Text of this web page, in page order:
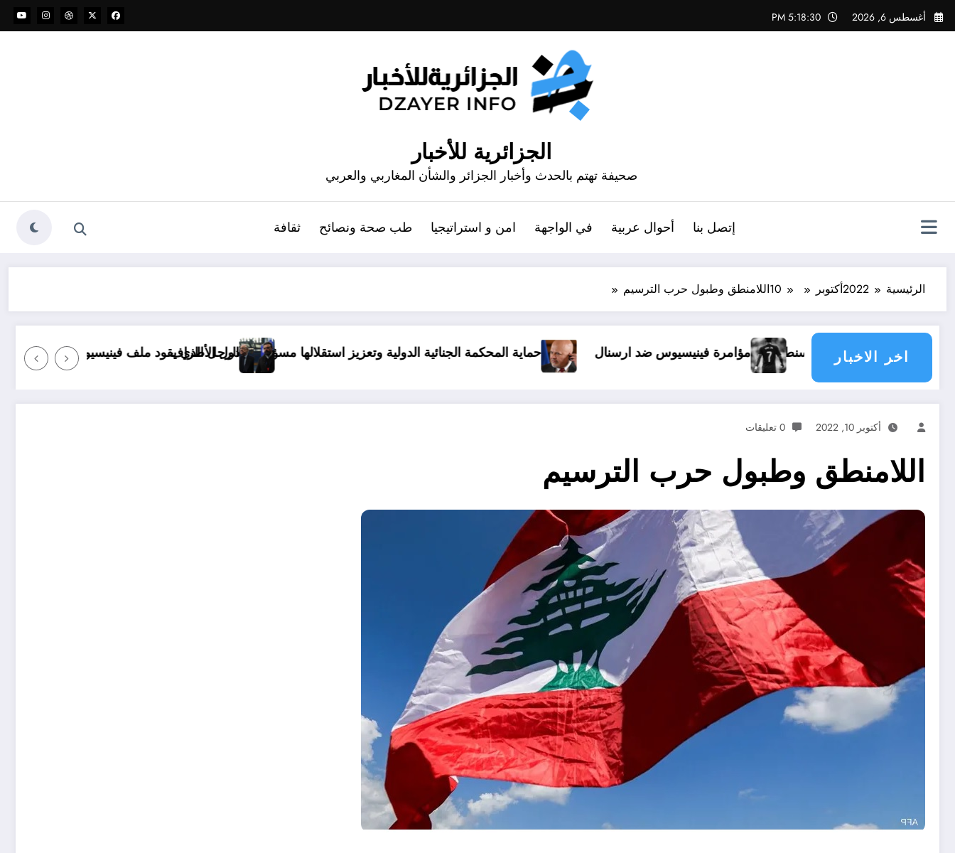
التجاوز
إلى
أغسطس 6, 2026 5:18:31 PM
الجزائرية للأخبار
صحيفة تهتم بالحدث وأخبار الجزائر والشأن المغاربي والعربي
إتصل بنا أحوال عربية في الواجهة امن و استراتيجيا طب صحة ونصائح ثقافة
الرئيسية 2022أكتوبر 10اللامنطق وطبول حرب الترسيم
اخر الاخبار
مؤامرة فينيسيوس ضد ارسنال حماية المحكمة الجنائية الدولية وتعزيز استقلالها مسؤولية الدول الأطرافالرجل الذي يقود ملف فينيسيوس جونيور قانون المؤثرات العقلية في الجزائر
أكتوبر 10, 2022 0 تعليقات
اللامنطق وطبول حرب الترسيم